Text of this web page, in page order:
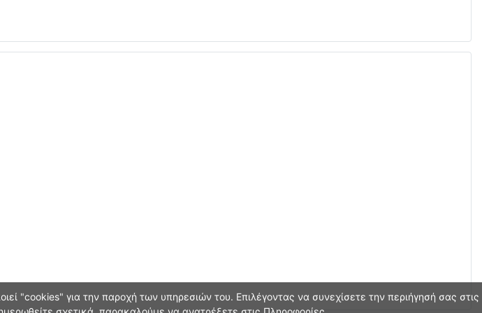
"cookies" για την παροχή των υπηρεσιών του. Επιλέγοντας να συνεχίσετε την περιήγησή σας στις